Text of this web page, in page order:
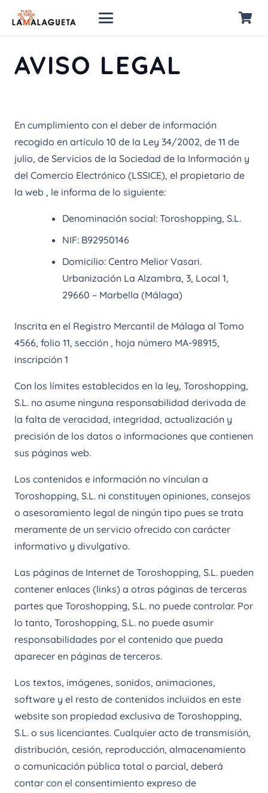
AVISO LEGAL
En cumplimiento con el deber de información
recogido en artículo 10 de la Ley 34/2002, de 11 de
julio, de Servicios de la Sociedad de la Información y
del Comercio Electrónico (LSSICE), el propietario de
la web , le informa de lo siguiente:
Denominación social: Toroshopping, S.L.
NIF: B92950146
Domicilio: Centro Melior Vasari.
Urbanización La Alzambra, 3, Local 1,
29660 – Marbella (Málaga)
Inscrita en el Registro Mercantil de Málaga al Tomo
4566, folio 11, sección , hoja número MA-98915,
inscripción 1
Con los límites establecidos en la ley, Toroshopping,
S.L. no asume ninguna responsabilidad derivada de
la falta de veracidad, integridad, actualización y
precisión de los datos o informaciones que contienen
sus páginas web.
Los contenidos e información no vinculan a
Toroshopping, S.L. ni constituyen opiniones, consejos
o asesoramiento legal de ningún tipo pues se trata
meramente de un servicio ofrecido con carácter
informativo y divulgativo.
Las páginas de Internet de Toroshopping, S.L. pueden
contener enlaces (links) a otras páginas de terceras
partes que Toroshopping, S.L. no puede controlar. Por
lo tanto, Toroshopping, S.L. no puede asumir
responsabilidades por el contenido que pueda
aparecer en páginas de terceros.
Los textos, imágenes, sonidos, animaciones,
software y el resto de contenidos incluidos en este
website son propiedad exclusiva de Toroshopping,
S.L. o sus licenciantes. Cualquier acto de transmisión,
distribución, cesión, reproducción, almacenamiento
o comunicación pública total o parcial, deberá
contar con el consentimiento expreso de